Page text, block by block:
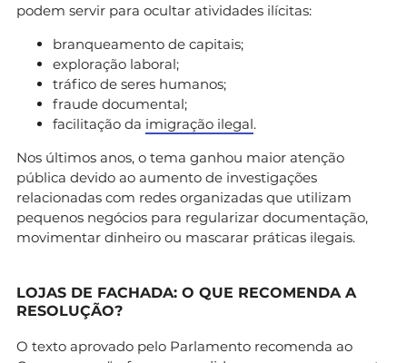
podem servir para ocultar atividades ilícitas:
branqueamento de capitais;
exploração laboral;
tráfico de seres humanos;
fraude documental;
facilitação da imigração ilegal.
Nos últimos anos, o tema ganhou maior atenção
pública devido ao aumento de investigações
relacionadas com redes organizadas que utilizam
pequenos negócios para regularizar documentação,
movimentar dinheiro ou mascarar práticas ilegais.
LOJAS DE FACHADA: O QUE RECOMENDA A
RESOLUÇÃO?
O texto aprovado pelo Parlamento recomenda ao